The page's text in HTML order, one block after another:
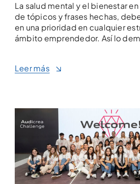
La salud mental y el bienestar
de tópicos y frases hechas,
en una prioridad en cualquier
ámbito emprendedor. Así lo
Leer más